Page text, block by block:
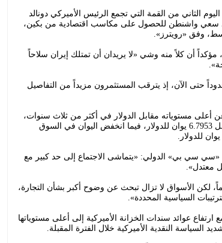
الثاني من القمة التي تجمع الرئيس الأميركي دونالد
سعي واشنطن للحصول على مكاسب اقتصادية من بكين،
وفق «رويترز».
أن كلاً منه وشي «لا يريدان أن تمتلك إيران سلاحاً
حتى الآن، إذ يترقب المستثمرون مزيداً من التفاصيل
أعلى مستوياته مقابل الدولار في أكثر من ثلاث سنوات،
متأثراً بالقوة العامة للعملة الأميركية، ليسجل 6.7953 يوان للدولار، فيما انخفض اليوان في السوق
«سي سي بي» الدولي: «يتماشى الاجتماع إلى حد كبير مع
معتدل».
لكن الأسواق لا تزال تبحث عن وضوح أكبر بشأن التجارة،
السياسية المحددة».
عوائد سندات الخزانة الأميركية إلى أعلى مستوياتها